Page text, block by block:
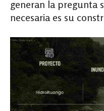
generan la pregunta
necesaria es su